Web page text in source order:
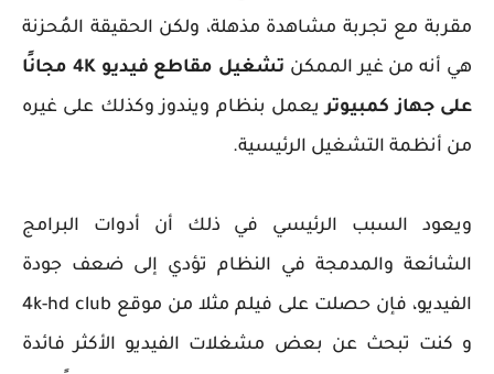
مقربة مع تجربة مشاهدة مذهلة، ولكن الحقيقة المُحزنة
هي أنه من غير الممكن
تشغيل مقاطع فيديو 4K مجانًا
على جهاز كمبيوتريعمل بنظام ويندوز وكذلك على غيره
من أنظمة التشغيل الرئيسية.
ويعود السبب الرئيسي في ذلك أن أدوات البرامج
الشائعة والمدمجة في النظام تؤدي إلى ضعف جودة
الفيديو، فإن حصلت على فيلم مثلا من موقع 4k-hd club
و كنت تبحث عن بعض مشغلات الفيديو الأكثر فائدة